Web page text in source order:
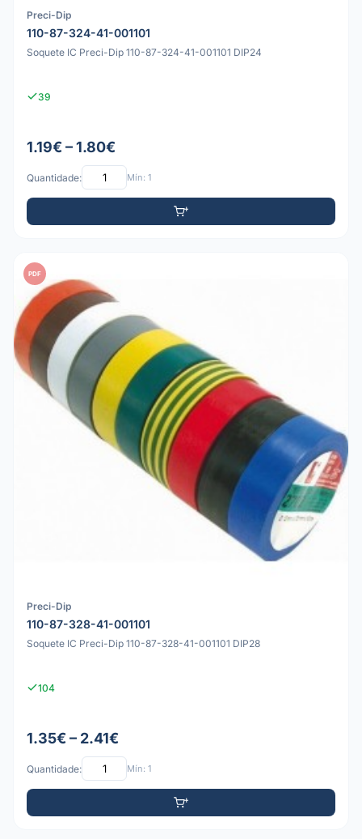
Preci-Dip
110-87-324-41-001101
Soquete IC Preci-Dip 110-87-324-41-001101 DIP24
39
1.19€ – 1.80€
Quantidade: Mín: 1
PDF
Preci-Dip
110-87-328-41-001101
Soquete IC Preci-Dip 110-87-328-41-001101 DIP28
104
1.35€ – 2.41€
Quantidade: Mín: 1